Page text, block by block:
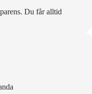
Du får alltid